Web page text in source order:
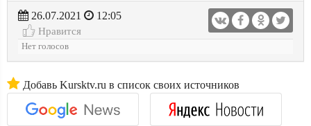
26.07.2021
12:05
Нравится
Нет голосов
Добавь Kursktv.ru в список своих источников